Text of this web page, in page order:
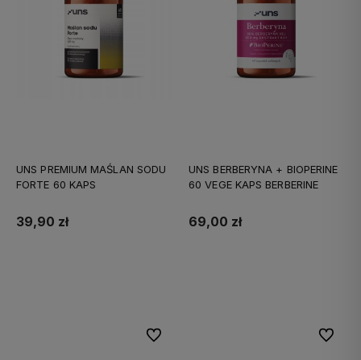
UNS PREMIUM MAŚLAN SODU
FORTE 60 KAPS
39,90 zł
UNS BERBERYNA + BIOPERINE
60 VEGE KAPS BERBERINE
69,00 zł
Do ulubionych Do